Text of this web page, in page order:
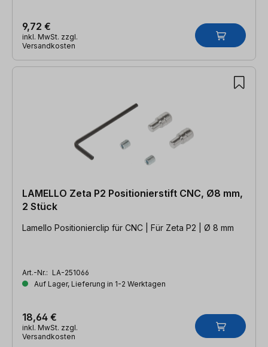
9,72 €
inkl. MwSt. zzgl.
Versandkosten
LAMELLO Zeta P2 Positionierstift CNC, Ø8 mm,
2 Stück
Lamello Positionierclip für CNC | Für Zeta P2 | Ø 8 mm
Art.-Nr.: LA-251066
Auf Lager, Lieferung in 1-2 Werktagen
18,64 €
inkl. MwSt. zzgl.
Versandkosten